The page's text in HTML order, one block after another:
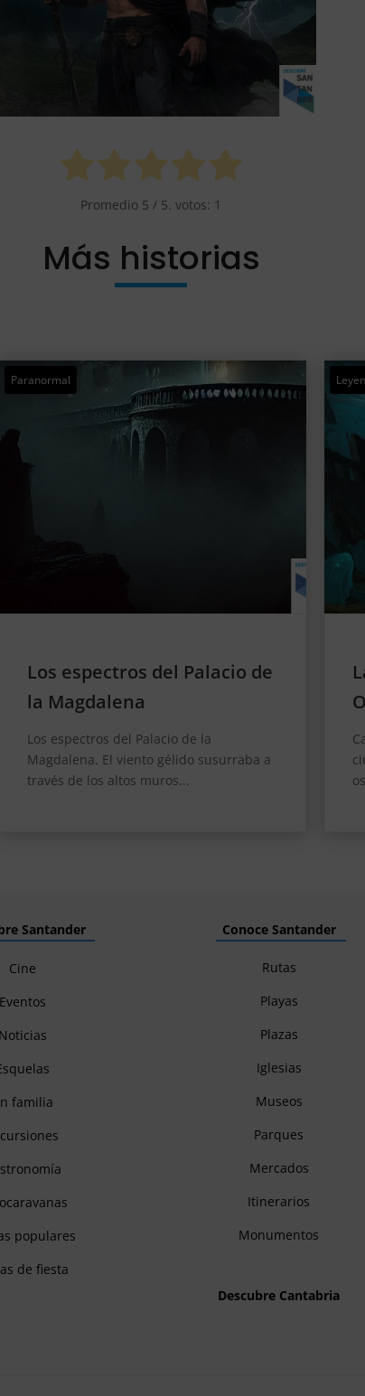
Promedio 5 / 5. votos: 1
Más historias
Leyendas marineras
La ciudad sumergida de
Oyambre
Capítulo 1: Los rumores del pasado La
ciudad sumergida de Oyambre. En los
oscuros rincones de los...
Santander
Cine
Eventos
Noticias
familia
populares
de fiesta
Conoce Santander
Rutas
Playas
Plazas
Iglesias
Museos
Parques
Mercados
Itinerarios
Monumentos
Descubre Cantabria